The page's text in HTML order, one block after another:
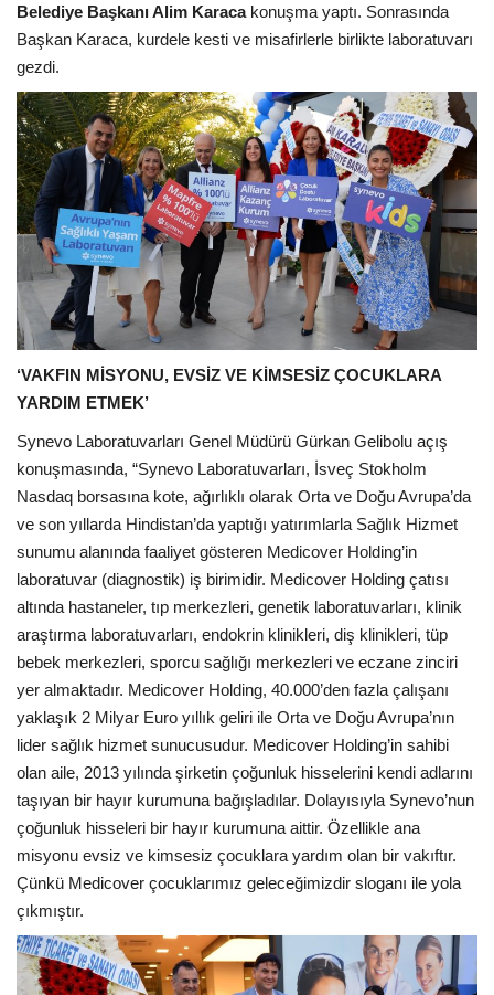
Belediye Başkanı Alim Karacakonuşma yaptı. Sonrasında
Başkan Karaca, kurdele kesti ve misafirlerle birlikte laboratuvarı
gezdi.
‘VAKFIN MİSYONU, EVSİZ VE KİMSESİZ ÇOCUKLARA
YARDIM ETMEK’
Synevo Laboratuvarları Genel Müdürü Gürkan Gelibolu açış
konuşmasında, “Synevo Laboratuvarları, İsveç Stokholm
Nasdaq borsasına kote, ağırlıklı olarak Orta ve Doğu Avrupa’da
ve son yıllarda Hindistan’da yaptığı yatırımlarla Sağlık Hizmet
sunumu alanında faaliyet gösteren Medicover Holding’in
laboratuvar (diagnostik) iş birimidir. Medicover Holding çatısı
altında hastaneler, tıp merkezleri, genetik laboratuvarları, klinik
araştırma laboratuvarları, endokrin klinikleri, diş klinikleri, tüp
bebek merkezleri, sporcu sağlığı merkezleri ve eczane zinciri
yer almaktadır. Medicover Holding, 40.000’den fazla çalışanı
yaklaşık 2 Milyar Euro yıllık geliri ile Orta ve Doğu Avrupa’nın
lider sağlık hizmet sunucusudur. Medicover Holding’in sahibi
olan aile, 2013 yılında şirketin çoğunluk hisselerini kendi adlarını
taşıyan bir hayır kurumuna bağışladılar. Dolayısıyla Synevo’nun
çoğunluk hisseleri bir hayır kurumuna aittir. Özellikle ana
misyonu evsiz ve kimsesiz çocuklara yardım olan bir vakıftır.
Çünkü Medicover çocuklarımız geleceğimizdir sloganı ile yola
çıkmıştır.